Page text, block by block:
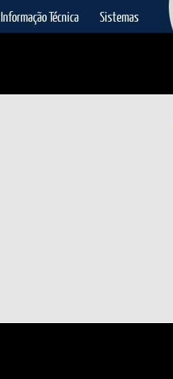
Informação Técnica Sistemas